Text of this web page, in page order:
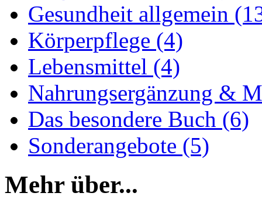
Gesundheit allgemein
Körperpflege (4)
Lebensmittel (4)
Nahrungsergänzung &
Das besondere Buch (6)
Sonderangebote (5)
Mehr über...